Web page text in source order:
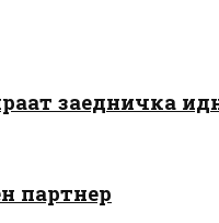
заедничка
партнер